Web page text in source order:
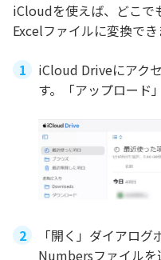
iCloudを使えば、どこで
Excelファイルに変換でき
iCloud Driveにアク
す。「アップロード
「開く」ダイアログ
Numbersファイルを